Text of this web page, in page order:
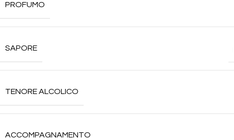
PROFUMO
SAPORE
TENORE ALCOLICO
ACCOMPAGNAMENTO